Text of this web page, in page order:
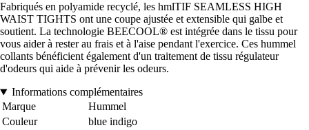
Fabriqués en polyamide recyclé, les hmlTIF SEAMLESS HIGH
WAIST TIGHTS ont une coupe ajustée et extensible qui galbe et
soutient. La technologie BEECOOL® est intégrée dans le tissu pour
vous aider à rester au frais et à l'aise pendant l'exercice. Ces hummel
collants bénéficient également d'un traitement de tissu régulateur
d'odeurs qui aide à prévenir les odeurs.
Informations complémentaires
Marque
Hummel
Couleur
blue indigo